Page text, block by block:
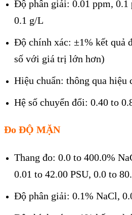
Độ phân giải: 0.01 ppm, 0.1
0.1 g/L
Độ chính xác: ±1% kết quả
số với giá trị lớn hơn)
Hiệu chuẩn: thông qua hiệu
Hệ số chuyển đổi: 0.40 to
Đo ĐỘ MẶN
Thang đo: 0.0 to 400.0%
0.01 to 42.00 PSU, 0.0 to
Độ phân giải: 0.1% NaCl,